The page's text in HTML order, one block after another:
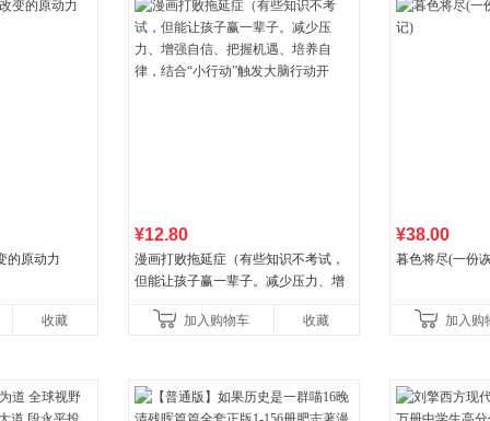
的原动力
收藏
¥12.80
漫画打败拖延症（有些知识不考试，
但能让孩子赢一辈子。减少压力、增
合“小行动”触发大脑行动开
加入购物车 收藏
¥38.00
暮色将尽(一份
加入购